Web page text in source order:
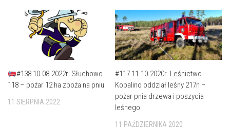
#138 10.08.2022r. Słuchowo
118 – pożar 12 ha zboża na pniu
11 SIERPNIA 2022
#117 11.10.2020r. Leśnictwo
Kopalino oddział leśny 217n –
pożar pnia drzewa i poszycia
leśnego
11 PAŹDZIERNIKA 2020